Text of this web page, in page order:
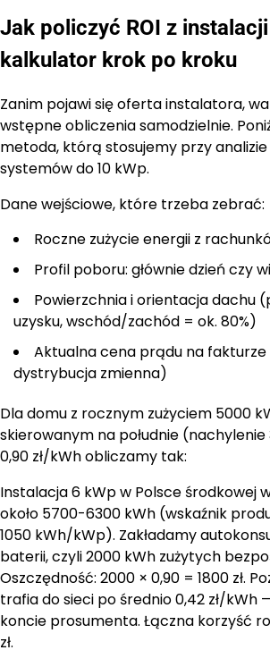
Jak policzyć ROI z
kalkulator krok po kroku
Zanim pojawi się oferta instalatora,
wstępne obliczenia samodzielnie.
metoda, którą stosujemy przy analizie
systemów do 10 kWp.
Dane wejściowe, które trzeba zebrać:
Roczne zużycie energii z
Profil poboru: głównie dzień czy
Powierzchnia i orientacja dachu
uzysku, wschód/zachód = ok. 80%)
Aktualna cena prądu na
dystrybucja zmienna)
Dla domu z rocznym zużyciem 5000
skierowanym na południe
0,90 zł/kWh obliczamy tak:
Instalacja 6 kWp w Polsce środkowej
około 5700-6300 kWh (wskaźnik
1050 kWh/kWp). Zakładamy
baterii, czyli 2000 kWh zużytych
Oszczędność: 2000 × 0,90 = 1800 zł.
trafia do sieci po średnio 0,42 zł/kWh
koncie prosumenta. Łączna korzyść
zł.